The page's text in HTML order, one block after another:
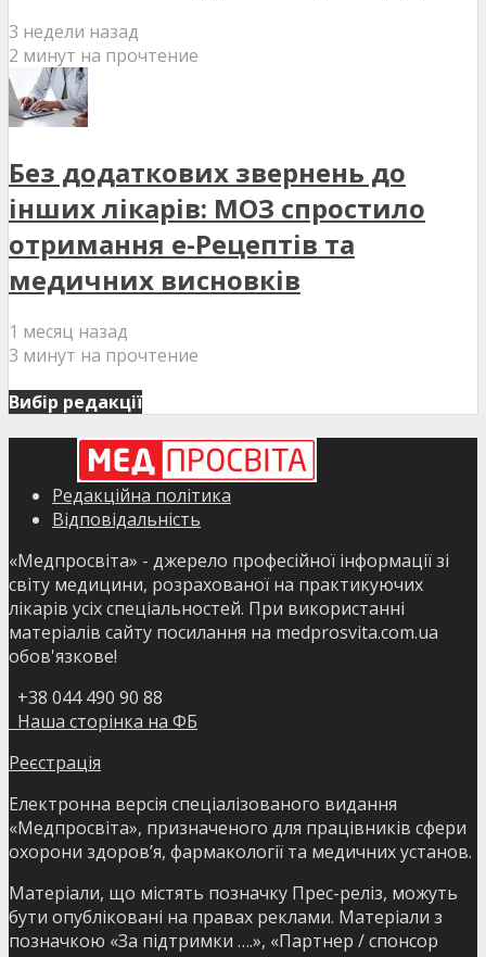
3 недели назад
2 минут на прочтение
Без додаткових звернень до
інших лікарів: МОЗ спростило
отримання е-Рецептів та
медичних висновків
1 месяц назад
3 минут на прочтение
Вибір редакції
Редакційна політика
Відповідальність
«Медпросвіта» - джерело професійної інформації зі
світу медицини, розрахованої на практикуючих
лікарів усіх спеціальностей. При використанні
матеріалів сайту посилання на medprosvita.com.ua
обов'язкове!
+38 044 490 90 88
Наша сторінка на ФБ
Реєстрація
Електронна версія спеціалізованого видання
«Медпросвіта», призначеного для працівників сфери
охорони здоров’я, фармакології та медичних установ.
Матеріали, що містять позначку Прес-реліз, можуть
бути опубліковані на правах реклами. Матеріали з
позначкою «За підтримки ….», «Партнер / спонсор